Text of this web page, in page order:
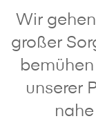
Wir
großer
unserer